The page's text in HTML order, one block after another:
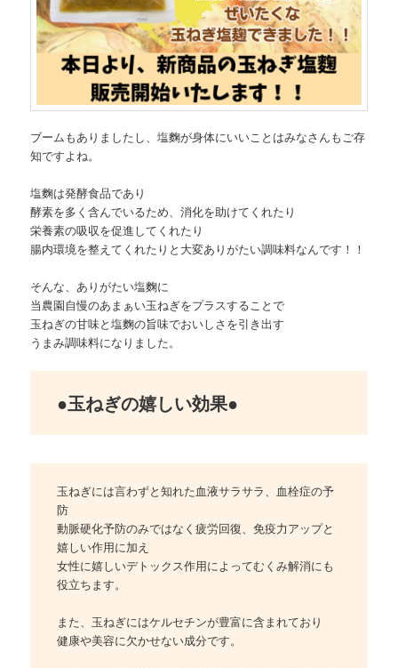
ブームもありましたし、塩麴が身体にいいことはみなさんもご存
知ですよね。
塩麴は発酵食品であり
酵素を多く含んでいるため、消化を助けてくれたり
栄養素の吸収を促進してくれたり
腸内環境を整えてくれたりと大変ありがたい調味料なんです！！
そんな、ありがたい塩麴に
当農園自慢のあまぁい玉ねぎをプラスすることで
玉ねぎの甘味と塩麴の旨味でおいしさを引き出す
うまみ調味料になりました。
●玉ねぎの嬉しい効果●
玉ねぎには言わずと知れた血液サラサラ、血栓症の予
防
動脈硬化予防のみではなく疲労回復、免疫力アップと
嬉しい作用に加え
女性に嬉しいデトックス作用によってむくみ解消にも
役立ちます。
また、玉ねぎにはケルセチンが豊富に含まれており
健康や美容に欠かせない成分です。